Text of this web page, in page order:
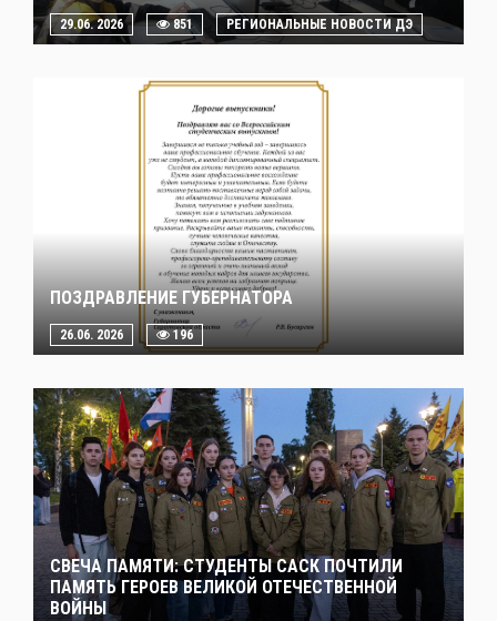
29.06. 2026 851 РЕГИОНАЛЬНЫЕ НОВОСТИ ДЭ
ПОЗДРАВЛЕНИЕ ГУБЕРНАТОРА
26.06. 2026 196
СВЕЧА ПАМЯТИ: СТУДЕНТЫ САСК ПОЧТИЛИ
ПАМЯТЬ ГЕРОЕВ ВЕЛИКОЙ ОТЕЧЕСТВЕННОЙ
ВОЙНЫ